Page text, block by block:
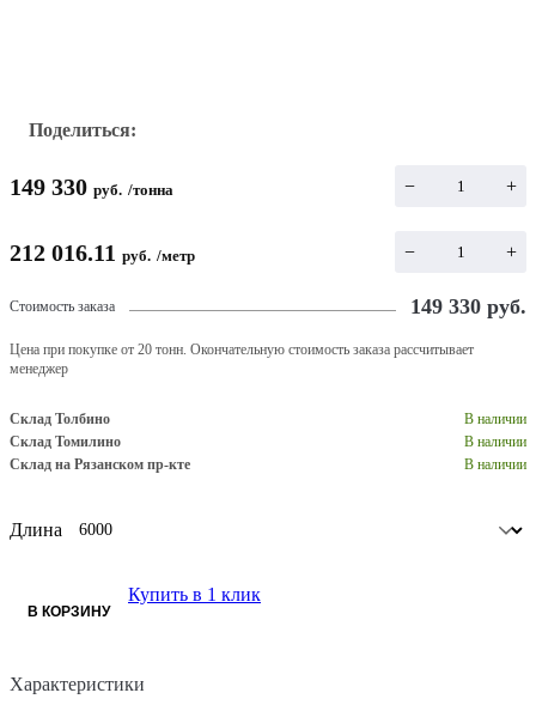
Поделиться:
149 330 руб. /тонна − +
212 016.11 руб. /метр − +
Стоимость заказа 149 330 руб.
Цена при покупке от 20 тонн. Окончательную стоимость заказа рассчитывает
менеджер
Склад Толбино
В наличии
Склад Томилино
В наличии
Склад на Рязанском пр-кте
В наличии
Длина
В КОРЗИНУ
Купить в 1 клик
Характеристики